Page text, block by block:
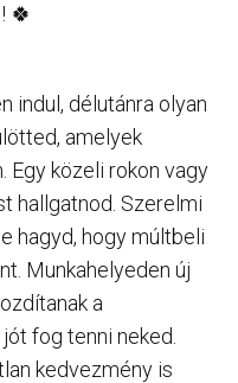
🍀
indul, délutánra olyan
amelyek
Egy közeli rokon vagy
hallgatnod. Szerelmi
hagyd, hogy múltbeli
Munkahelyeden új
a
fog tenni neked.
kedvezmény is